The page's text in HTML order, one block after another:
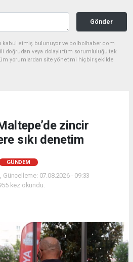
Gönder
kabul etmiş bulunuyor ve bolbolhaber.com
doğrudan veya dolaylı tüm sorumluluğu tek
yorumlardan site yönetimi hiçbir şekilde
zincir
sıkı denetim
GÜNDEM
Güncelleme: 07.08.2026 - 09:33
kez okundu.